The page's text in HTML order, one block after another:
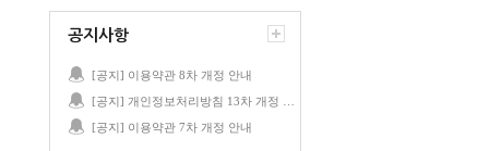
공지사항
[공지] 이용약관 8차 개정 안내
[공지] 이용약관 7차 개정 안내